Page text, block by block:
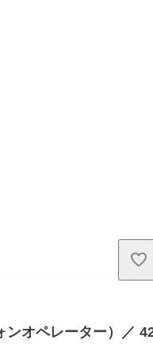
ンオペレーター）／